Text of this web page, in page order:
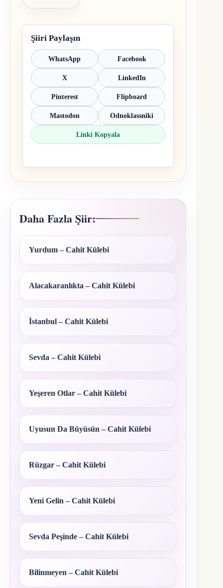
Şiiri Paylaşın
WhatsApp Facebook
X LinkedIn
Pinterest Flipboard
Mastodon Odnoklassniki
Linki Kopyala
Daha Fazla Şiir:
Yurdum – Cahit Külebi
Alacakaranlıkta – Cahit Külebi
İstanbul – Cahit Külebi
Sevda – Cahit Külebi
Yeşeren Otlar – Cahit Külebi
Uyusun Da Büyüsün – Cahit Külebi
Rüzgar – Cahit Külebi
Yeni Gelin – Cahit Külebi
Sevda Peşinde – Cahit Külebi
Bilinmeyen – Cahit Külebi